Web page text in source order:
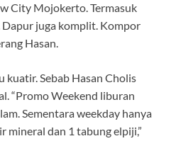
City Mojokerto. Termasuk
juga komplit. Kompor
Hasan.
kuatir. Sebab Hasan Cholis
“Promo Weekend liburan
Sementara weekday hanya
mineral dan 1 tabung elpiji,”